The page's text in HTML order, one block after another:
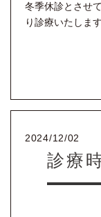
冬季休診とさせ
り診療いたしま
2024/12/02
診療